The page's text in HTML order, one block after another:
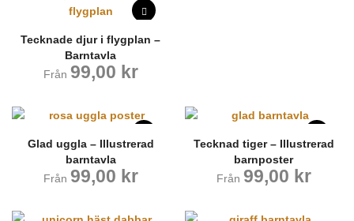
Tecknade djur i flygplan –
Barntavla
Från 99,00 kr
Glad uggla – Illustrerad
barntavla
Från 99,00 kr
Tecknad tiger – Illustrerad
barnposter
Från 99,00 kr